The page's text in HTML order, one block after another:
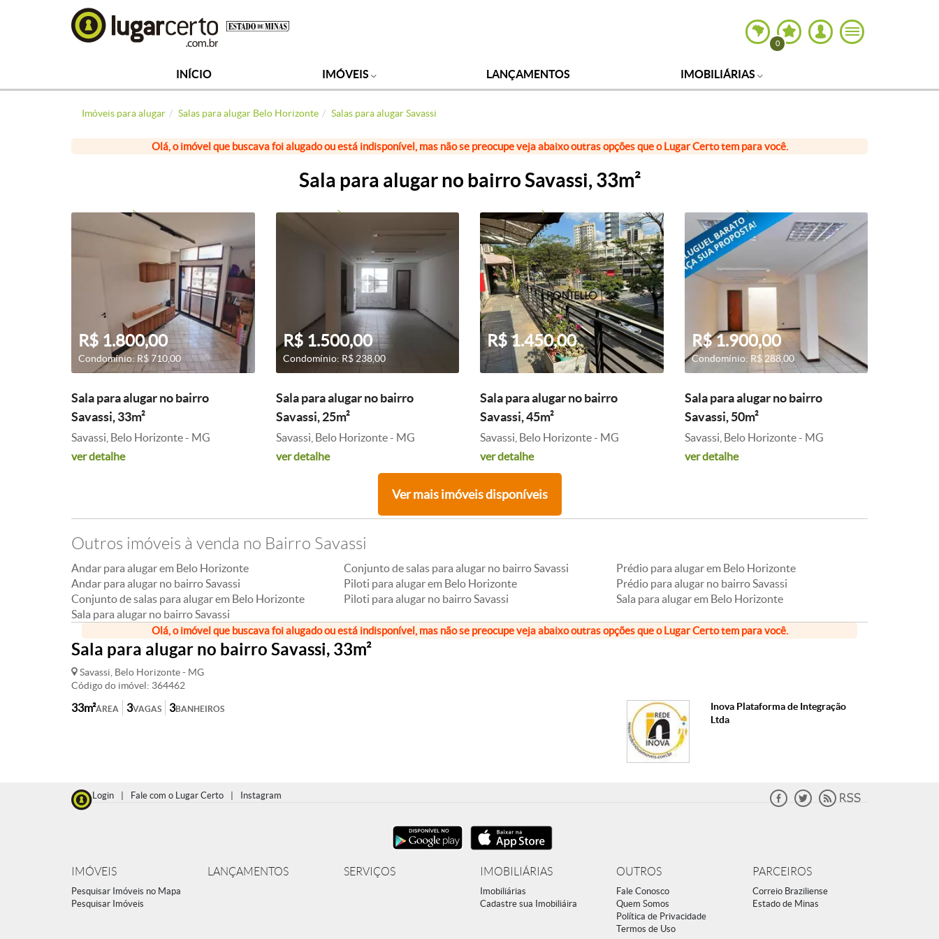
0
INÍCIO IMÓVEIS LANÇAMENTOS IMOBILIÁRIAS
Imóveis para alugar Salas para alugar Belo Horizonte Salas para alugar Savassi
Olá, o imóvel que buscava foi alugado ou está indisponível, mas não se preocupe veja abaixo outras opções que o Lugar Certo tem para você.
Sala para alugar no bairro Savassi, 33m²
R$ 1.800,00
Condomínio: R$ 710,00
Sala para alugar no bairro
Savassi, 33m²
Savassi, Belo Horizonte - MG
ver detalhe
R$ 1.500,00
Condomínio: R$ 238,00
Sala para alugar no bairro
Savassi, 25m²
Savassi, Belo Horizonte - MG
ver detalhe
R$ 1.450,00
Sala para alugar no bairro
Savassi, 45m²
Savassi, Belo Horizonte - MG
ver detalhe
R$ 1.900,00
Condomínio: R$ 288,00
Sala para alugar no bairro
Savassi, 50m²
Savassi, Belo Horizonte - MG
ver detalhe
Ver mais imóveis disponíveis
Outros imóveis à venda no Bairro Savassi
Andar para alugar em Belo Horizonte
Andar para alugar no bairro Savassi
Conjunto de salas para alugar em Belo Horizonte
Conjunto de salas para alugar no bairro Savassi
Piloti para alugar em Belo Horizonte
Piloti para alugar no bairro Savassi
Prédio para alugar em Belo Horizonte
Prédio para alugar no bairro Savassi
Sala para alugar em Belo Horizonte
Sala para alugar no bairro Savassi
Olá, o imóvel que buscava foi alugado ou está indisponível, mas não se preocupe veja abaixo outras opções que o Lugar Certo tem para você.
Sala para alugar no bairro Savassi, 33m²
Savassi, Belo Horizonte - MG
Código do imóvel: 364462
ÁREA
33m² VAGAS
3 BANHEIROS
3
Inova Plataforma de Integração
Ltda
Login | Fale com o Lugar Certo | Instagram
IMÓVEIS
Pesquisar Imóveis no Mapa
Pesquisar Imóveis
LANÇAMENTOS SERVIÇOS IMOBILIÁRIAS
Imobiliárias
Cadastre sua Imobiliáira
OUTROS
Fale Conosco
Quem Somos
Política de Privacidade
Termos de Uso
PARCEIROS
Correio Braziliense
Estado de Minas